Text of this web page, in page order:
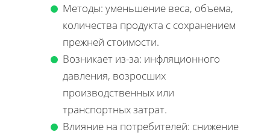
Методы: уменьшение веса, объема,
количества продукта с сохранением
прежней стоимости.
Возникает из-за: инфляционного
давления, возросших
производственных или
транспортных затрат.
Влияние на потребителей: снижение